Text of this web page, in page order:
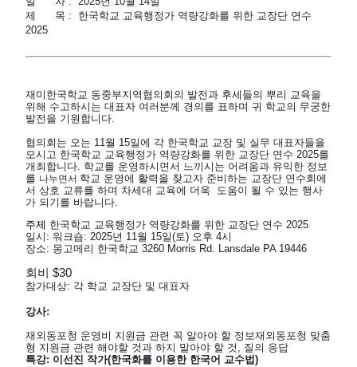
제      목 :
한국학교 교육행정가 역량강화를 위한 교장단 연수
2025
재미한국학교 동중부지역협 의회의 발전과 후세들의 뿌리 교육을
위해 수고하시는 대표자 여러분께 경 의 를 표하며 귀 학교 의 무궁한
발전을 기원합니다.
협 의 회는 오는 11월 15일에 각 한국학교 교장 및 실무 대표자들을
모시고
개최합니다. 학교를 운영하시면서 느끼시는 어려움과 유익한 정보
를 나누면서 학교 운영에 활력을 찾고자 준비하는 교장단 연수회에
서 상호 교류를 하며 차세대 교육에 더욱  도움이 될 수 있는 행사
가 되기를 바랍니다.
주제 한국학교 교육행정가 역량강화를 위한 교장단 연수 2025
일시: 워크숍: 2025년 11월 15일(토) 오후 4시
장소: 몽고메리 한국학교 3260 Morris Rd. Lansdale PA 19446
회비 $30
참가대상: 각 학교 교장단 및 대표자
강사:
재외동포청 운영비 지원금 관련 꼭 알아야 할 정보재외동포청 맞춤
형 지원금 관련 해야할 것과 하지 말아야 할 것, 질의 응답
특강: 이선진 작가(한국화를 이용한 한국어 교수법)